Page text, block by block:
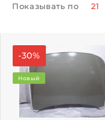
Показывать по 21
-30%
Новый